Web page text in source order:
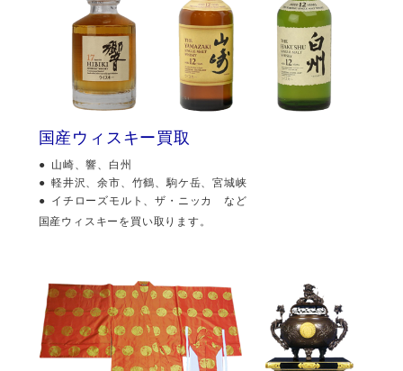
国産ウィスキー買取
山崎、響、白州
軽井沢、余市、竹鶴、駒ケ岳、宮城峡
イチローズモルト、ザ・ニッカ など
国産ウィスキーを買い取ります。